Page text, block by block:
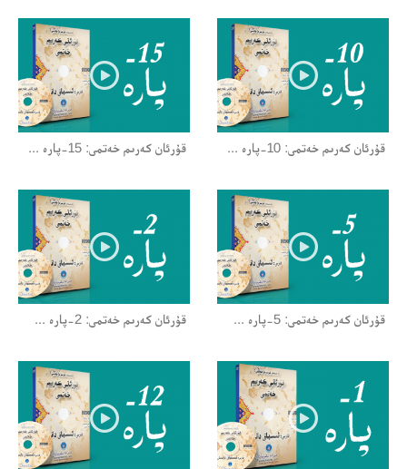
قۇرئان كەرىم خەتمى: 10-پارە ... قۇرئان كەرىم خەتمى: 15-پارە ...
قۇرئان كەرىم خەتمى: 5-پارە ... قۇرئان كەرىم خەتمى: 2-پارە ...